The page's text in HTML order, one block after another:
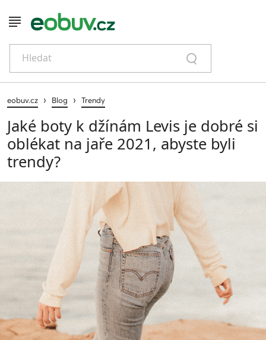
Hledat
eobuv.cz › Blog › Trendy
Jaké boty k džínám Levis je dobré si
oblékat na jaře 2021, abyste byli
trendy?